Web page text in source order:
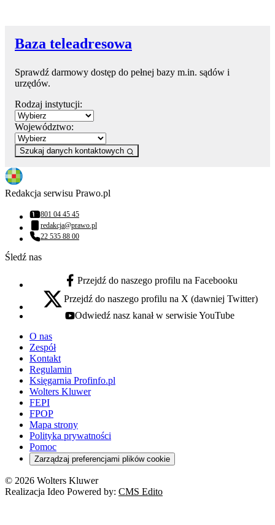
Baza teleadresowa
Sprawdź darmowy dostęp do pełnej bazy m.in. sądów i
urzędów.
Rodzaj instytucji:
Województwo:
Szukaj danych kontaktowych
Redakcja serwisu Prawo.pl
Numer telefonu:
801 04 45 45
Adres email:
redakcja@prawo.pl
Numer telefonu:
22 535 88 00
Śledź nas
facebook - otwiera się w nowej karcie
Przejdź do naszego profilu na Facebooku
x - otwiera się w nowej karcie
Przejdź do naszego profilu na X (dawniej Twitter)
youtube - otwiera się w nowej karcie
Odwiedź nasz kanał w serwisie YouTube
O nas
Zespół
Kontakt
Regulamin
Księgarnia Profinfo.pl
Wolters Kluwer
FEPI
FPOP
Mapa strony
Polityka prywatności
Pomoc
Zarządzaj preferencjami plików cookie
© 2026 Wolters Kluwer
Realizacja Ideo Powered by: CMS Edito